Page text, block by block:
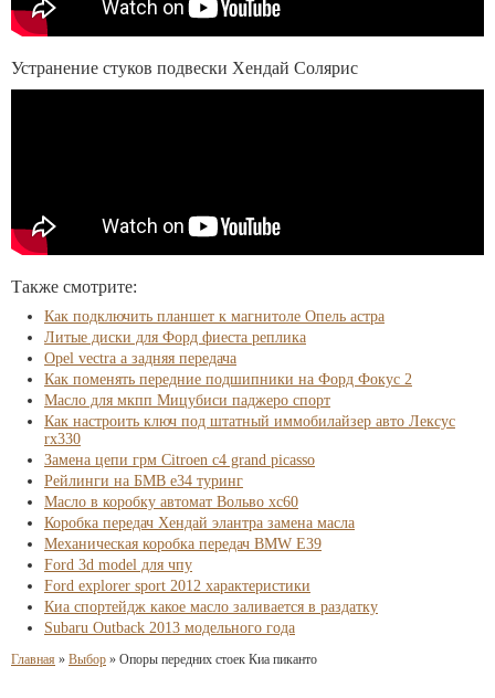
Устранение стуков подвески Хендай Солярис
Также смотрите:
Как подключить планшет к магнитоле Опель астра
Литые диски для Форд фиеста реплика
Opel vectra a задняя передача
Как поменять передние подшипники на Форд Фокус 2
Масло для мкпп Мицубиси паджеро спорт
Как настроить ключ под штатный иммобилайзер авто Лексус
rx330
Замена цепи грм Citroen c4 grand picasso
Рейлинги на БМВ е34 туринг
Масло в коробку автомат Вольво хс60
Коробка передач Хендай элантра замена масла
Механическая коробка передач BMW E39
Ford 3d model для чпу
Ford explorer sport 2012 характеристики
Киа спортейдж какое масло заливается в раздатку
Subaru Outback 2013 модельного года
Главная » Выбор » Опоры передних стоек Киа пиканто